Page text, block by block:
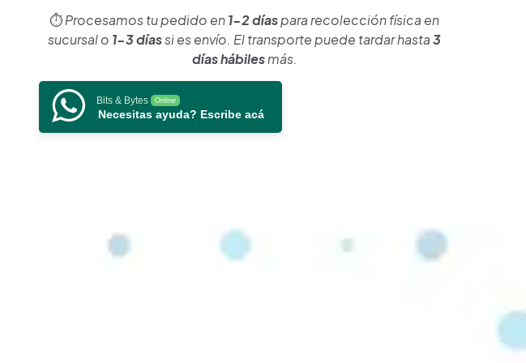
ColorVu
con
Fuente
de
⏱️Procesamos tu pedido en1-2 díaspara recolección física en
sucursal o 1-3 díassi es envío. El transporte puede tardar hasta3
días hábilesmás.
Bits & Bytes Online
Necesitas ayuda? Escribe acá